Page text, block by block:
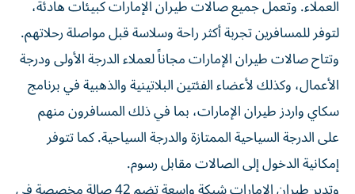
العملاء. وتعمل جميع صالات طيران الإمارات كبيئات هادئة،
لتوفر للمسافرين تجربة أكثر راحة وسلاسة قبل مواصلة رحلاتهم.
وتتاح صالات طيران الإمارات مجاناً لعملاء الدرجة الأولى ودرجة
الأعمال، وكذلك لأعضاء الفئتين البلاتينية والذهبية في برنامج
سكاي واردز طيران الإمارات، بما في ذلك المسافرون منهم
على الدرجة السياحية الممتازة والدرجة السياحية. كما تتوفر
إمكانية الدخول إلى الصالات مقابل رسوم.